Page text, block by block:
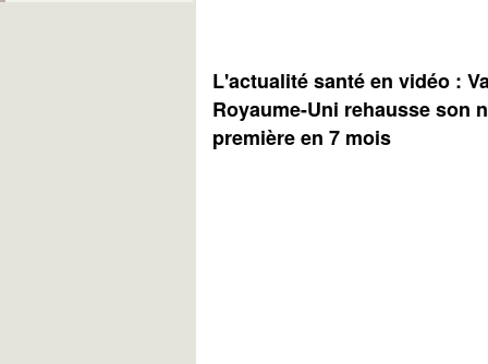
L'actualité santé en vidéo :
Royaume-Uni rehausse son
première en 7 mois